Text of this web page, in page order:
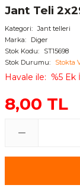
Jant Teli
Kategori
Jant telleri
Marka
Diger
Stok Kodu
ST15698
Stok Durumu
Stokta
Havale ile %5 Ek
8,00 TL